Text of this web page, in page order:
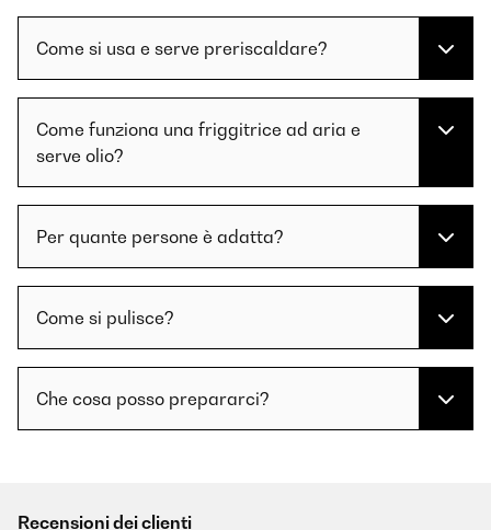
Come si usa e serve preriscaldare?
Come funziona una friggitrice ad aria e
serve olio?
Per quante persone è adatta?
Come si pulisce?
Che cosa posso prepararci?
Recensioni dei clienti